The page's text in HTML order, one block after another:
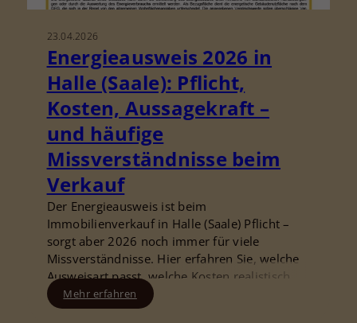
23.04.2026
Energieausweis 2026 in
Halle (Saale): Pflicht,
Kosten, Aussagekraft –
und häufige
Missverständnisse beim
Verkauf
Der Energieausweis ist beim
Immobilienverkauf in Halle (Saale) Pflicht –
sorgt aber 2026 noch immer für viele
Missverständnisse. Hier erfahren Sie, welche
Ausweisart passt, welche Kosten realistisch
sind und wie Sie typische Fehler vermeiden.
Mehr erfahren